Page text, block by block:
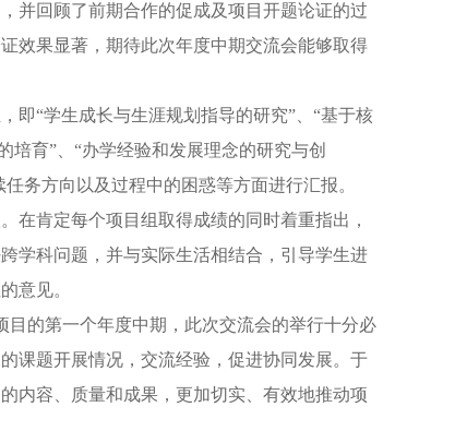
并回顾了前期合作的促成及项目开题论证的过
效果显著，期待此次年度中期交流会能够取得
“学生成长与生涯规划指导的研究”、“基于核
培育”、“办学经验和发展理念的研究与创
务方向以及过程中的困惑等方面进行汇报。
肯定每个项目组取得成绩的同时着重指出，
学科问题，并与实际生活相结合，引导学生进
意见。
的第一个年度中期，此次交流会的举行十分必
课题开展情况，交流经验，促进协同发展。于
内容、质量和成果，更加切实、有效地推动项